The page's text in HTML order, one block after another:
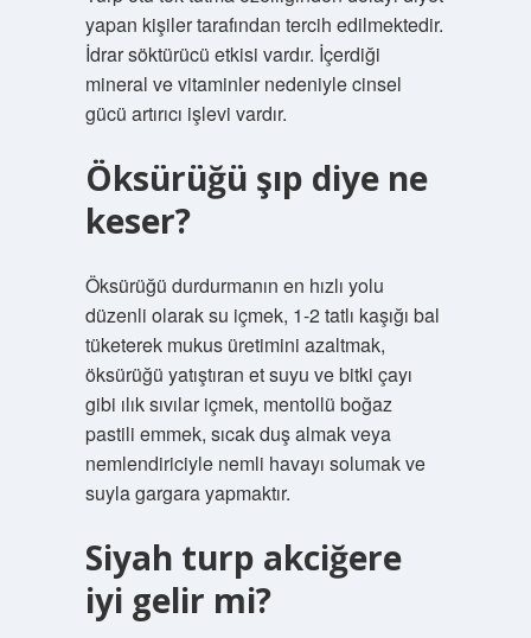
yapan kişiler tarafından tercih edilmektedir.
İdrar söktürücü etkisi vardır. İçerdiği
mineral ve vitaminler nedeniyle cinsel
gücü artırıcı işlevi vardır.
Öksürüğü şıp diye ne
keser?
Öksürüğü durdurmanın en hızlı yolu
düzenli olarak su içmek, 1-2 tatlı kaşığı bal
tüketerek mukus üretimini azaltmak,
öksürüğü yatıştıran et suyu ve bitki çayı
gibi ılık sıvılar içmek, mentollü boğaz
pastili emmek, sıcak duş almak veya
nemlendiriciyle nemli havayı solumak ve
suyla gargara yapmaktır.
Siyah turp akciğere
iyi gelir mi?